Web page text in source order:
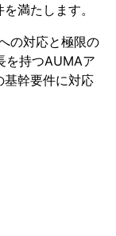
満たします。
の対応と極限の
を持つAUMAア
基幹要件に対応